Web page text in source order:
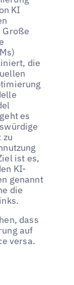
KI
Große
die
es
zu
ist es,
KI-
genannt
die
dass
auf
versa.